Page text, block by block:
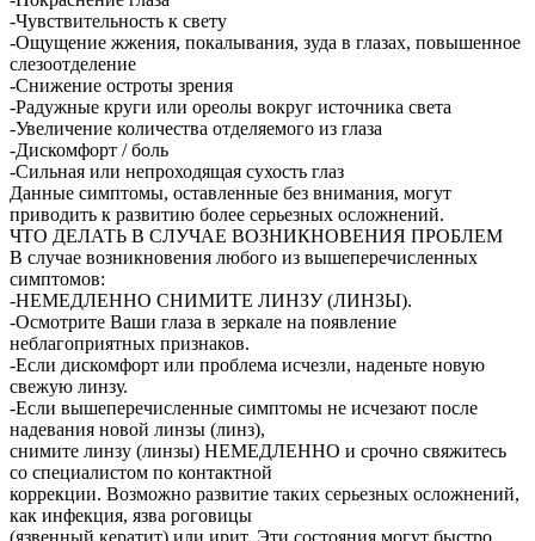
-Чувствительность к свету
-Ощущение жжения, покалывания, зуда в глазах, повышенное
слезоотделение
-Снижение остроты зрения
-Радужные круги или ореолы вокруг источника света
-Увеличение количества отделяемого из глаза
-Дискомфорт / боль
-Сильная или непроходящая сухость глаз
Данные симптомы, оставленные без внимания, могут
приводить к развитию более серьезных осложнений.
ЧТО ДЕЛАТЬ В СЛУЧАЕ ВОЗНИКНОВЕНИЯ ПРОБЛЕМ
В случае возникновения любого из вышеперечисленных
симптомов:
-НЕМЕДЛЕННО СНИМИТЕ ЛИНЗУ (ЛИНЗЫ).
-Осмотрите Ваши глаза в зеркале на появление
неблагоприятных признаков.
-Если дискомфорт или проблема исчезли, наденьте новую
свежую линзу.
-Если вышеперечисленные симптомы не исчезают после
надевания новой линзы (линз),
снимите линзу (линзы) НЕМЕДЛЕННО и срочно свяжитесь
со специалистом по контактной
коррекции. Возможно развитие таких серьезных осложнений,
как инфекция, язва роговицы
(язвенный кератит) или ирит. Эти состояния могут быстро